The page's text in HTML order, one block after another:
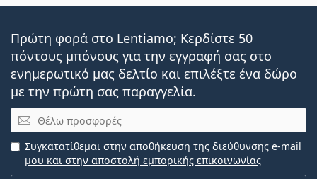
Πρώτη φορά στο Lentiamo; Κερδίστε 50
πόντους μπόνους για την εγγραφή σας στο
ενημερωτικό μας δελτίο και επιλέξτε ένα δώρο
με την πρώτη σας παραγγελία.
Email
Συγκατατίθεμαι στην αποθήκευση της διεύθυνσης e-mail
μου και στην αποστολή εμπορικής επικοινωνίας